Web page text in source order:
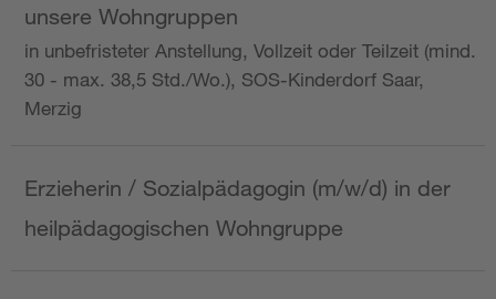
unsere Wohngruppen
in unbefristeter Anstellung, Vollzeit oder Teilzeit (mind.
30 - max. 38,5 Std./Wo.), SOS-Kinderdorf Saar,
Merzig
Erzieherin / Sozialpädagogin (m/w/d) in der
heilpädagogischen Wohngruppe